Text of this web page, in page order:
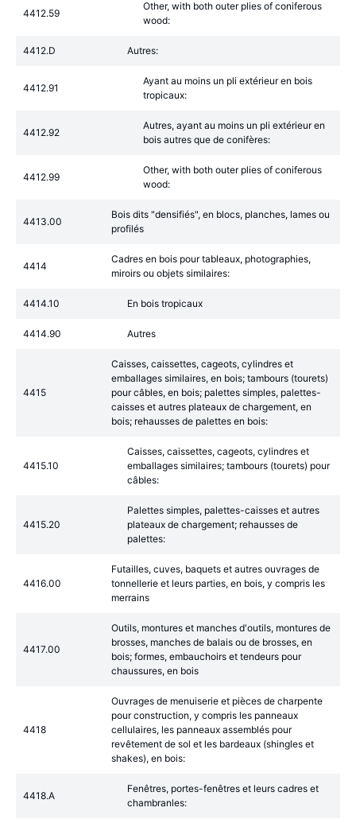
4412.59
Other, with both outer plies of coniferous
wood:
4412.D Autres:
4412.91
Ayant au moins un pli extérieur en bois
tropicaux:
4412.92
Autres, ayant au moins un pli extérieur en
bois autres que de conifères:
4412.99
Other, with both outer plies of coniferous
wood:
4413.00
Bois dits "densifiés", en blocs, planches, lames ou
profilés
4414
Cadres en bois pour tableaux, photographies,
miroirs ou objets similaires:
4414.10 En bois tropicaux
4414.90 Autres
4415
Caisses, caissettes, cageots, cylindres et
emballages similaires, en bois; tambours (tourets)
pour câbles, en bois; palettes simples, palettes-
caisses et autres plateaux de chargement, en
bois; rehausses de palettes en bois:
4415.10
Caisses, caissettes, cageots, cylindres et
emballages similaires; tambours (tourets) pour
câbles:
4415.20
Palettes simples, palettes-caisses et autres
plateaux de chargement; rehausses de
palettes:
4416.00
Futailles, cuves, baquets et autres ouvrages de
tonnellerie et leurs parties, en bois, y compris les
merrains
4417.00
Outils, montures et manches d'outils, montures de
brosses, manches de balais ou de brosses, en
bois; formes, embauchoirs et tendeurs pour
chaussures, en bois
4418
Ouvrages de menuiserie et pièces de charpente
pour construction, y compris les panneaux
cellulaires, les panneaux assemblés pour
revêtement de sol et les bardeaux (shingles et
shakes), en bois:
4418.A
Fenêtres, portes-fenêtres et leurs cadres et
chambranles: